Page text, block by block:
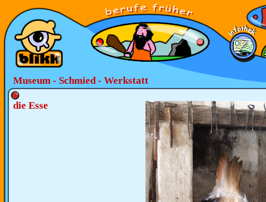
Museum - Schmied - Werkstatt
die Esse